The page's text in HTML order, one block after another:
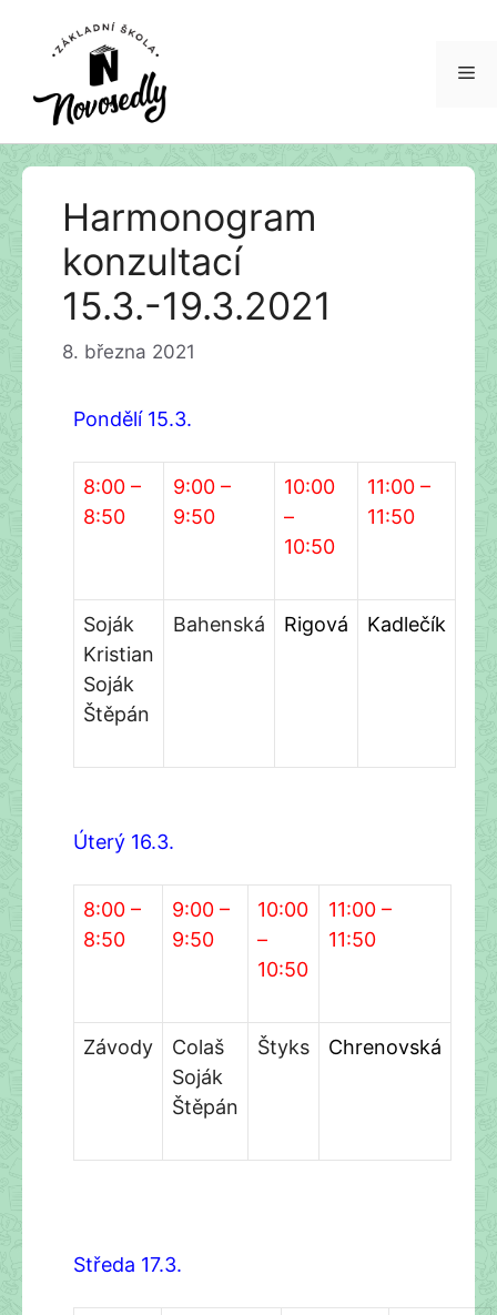
Přeskočit
Harmonogram
konzultací
15.3.-19.3.2021
8. března 2021
Pondělí 15.3.
8:00 –
8:50
9:00 –
9:50
10:00
–
10:50
11:00 –
11:50
Soják
Kristian
Soják
Štěpán
Bahenská Rigová Kadlečík
Úterý 16.3.
8:00 –
8:50
9:00 –
9:50
10:00
–
10:50
11:00 –
11:50
Závody
Colaš
Soják
Štěpán
Štyks Chrenovská
Středa 17.3.